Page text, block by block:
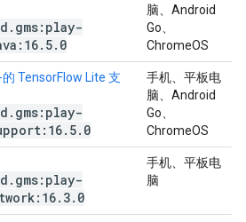
. gms:play-
. 5. 0
脑、Android
Go、
ChromeOS
TensorFlow Lite 支
. gms:play-
. 5. 0
手机、平板电
脑、Android
Go、
ChromeOS
. gms:play-
. 3. 0
手机、平板电
脑